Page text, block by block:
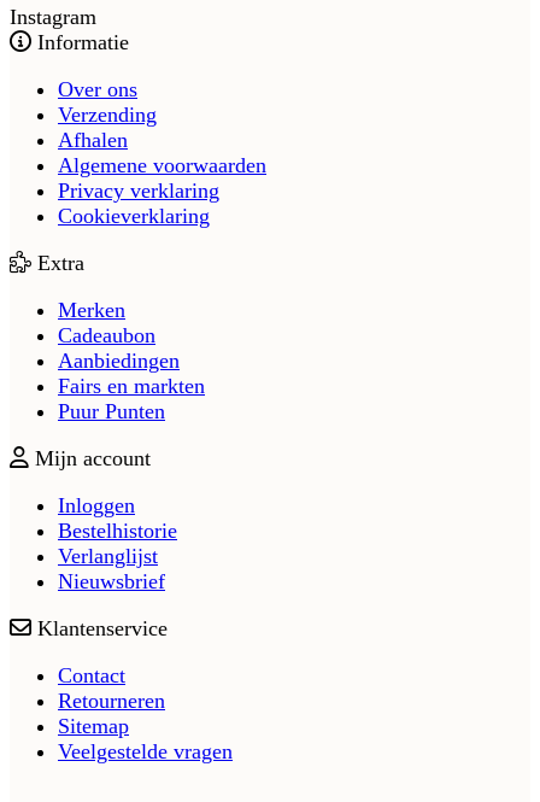
Instagram
Informatie
Over ons
Verzending
Afhalen
Algemene voorwaarden
Privacy verklaring
Cookieverklaring
Extra
Merken
Cadeaubon
Aanbiedingen
Fairs en markten
Puur Punten
Mijn account
Inloggen
Bestelhistorie
Verlanglijst
Nieuwsbrief
Klantenservice
Contact
Retourneren
Sitemap
Veelgestelde vragen